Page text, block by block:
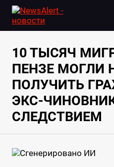
10 ТЫСЯЧ
ПЕНЗЕ МОГЛИ
ПОЛУЧИТЬ
ЭКС-
СЛЕДСТВИЕМ